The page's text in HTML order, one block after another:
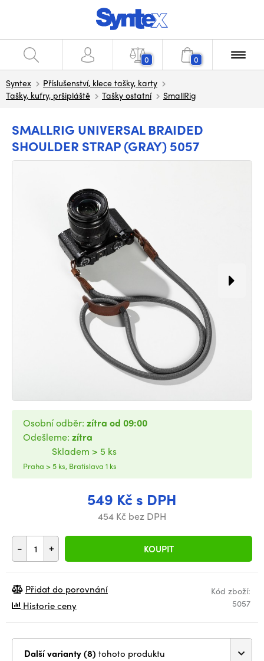
0 0
Syntex
Příslušenství, klece tašky, karty
Tašky, kufry, pršipláště
Tašky ostatní SmallRig
SMALLRIG UNIVERSAL BRAIDED
SHOULDER STRAP (GRAY) 5057
549 Kč s DPH
454 Kč bez DPH
- + KOUPIT
Osobní odběr: zítra od 09:00
Odešleme: zítra
Skladem > 5 ks
Praha > 5 ks, Bratislava 1 ks
Kód zboží:
5057
Přidat do porovnání
Historie ceny
Další varianty (8) tohoto produktu